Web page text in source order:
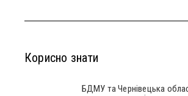
Корисно знати
БДМУ та Чернівецька